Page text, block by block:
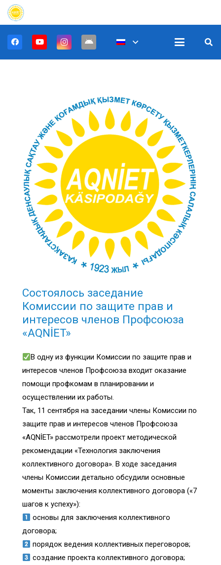
Состоялось заседание
Комиссии по защите прав и
интересов членов Профсоюза
«AQNİET»
В одну из функции Комиссии по защите прав и
интересов членов Профсоюза входит оказание
помощи профкомам в планировании и
осуществлении их работы.
Так, 11 сентября на заседании члены Комиссии по
защите прав и интересов членов Профсоюза
«AQNİET» рассмотрели проект методической
рекомендации «Технология заключения
коллективного договора». В ходе заседания
члены Комиссии детально обсудили основные
моменты заключения коллективного договора («7
шагов к успеху»):
основы для заключения коллективного
договора;
порядок ведения коллективных переговоров;
создание проекта коллективного договора;